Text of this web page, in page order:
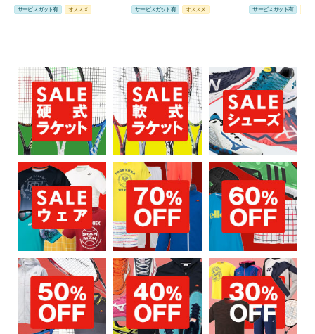
サービスガット有 オススメ サービスガット有 オススメ サービスガット有